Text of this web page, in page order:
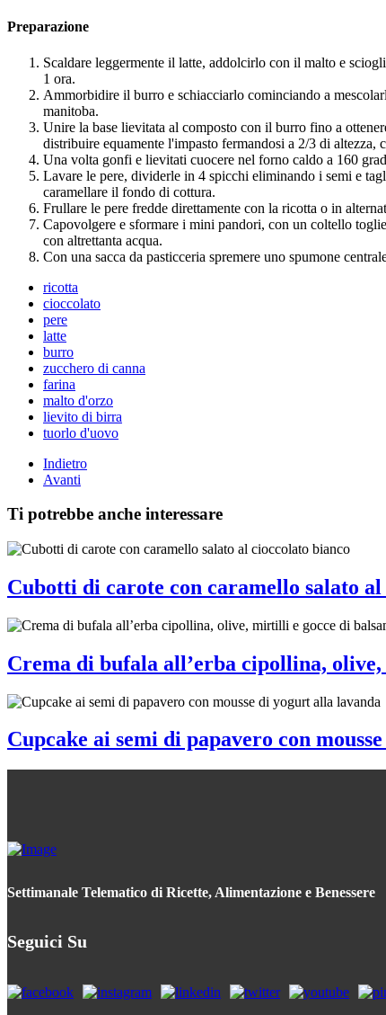
Preparazione
Scaldare leggermente il latte, addolcirlo con il malto e
1 ora.
Ammorbidire il burro e schiacciarlo cominciando a
manitoba.
Unire la base lievitata al composto con il burro fino a
distribuire equamente l'impasto fermandosi a 2/3 di altezza,
Una volta gonfi e lievitati cuocere nel forno caldo a 160
Lavare le pere, dividerle in 4 spicchi eliminando i semi e
caramellare il fondo di cottura.
Frullare le pere fredde direttamente con la ricotta o in
Capovolgere e sformare i mini pandori, con un coltello
con altrettanta acqua.
Con una sacca da pasticceria spremere uno spumone
ricotta
cioccolato
pere
latte
burro
zucchero di canna
farina
malto d'orzo
lievito di birra
tuorlo d'uovo
Indietro
Avanti
Ti potrebbe anche interessare
Cubotti di carote con caramello salato
Crema di bufala all’erba cipollina,
Cupcake ai semi di papavero con
Settimanale Telematico di Ricette, Alimentazione e Benessere
Seguici Su